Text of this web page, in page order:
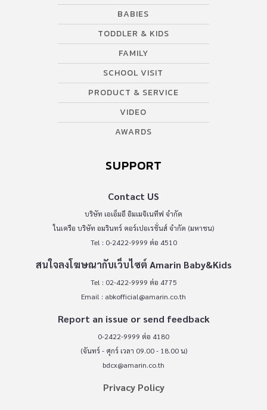
BABIES
TODDLER & KIDS
FAMILY
SCHOOL VISIT
PRODUCT & SERVICE
VIDEO
AWARDS
SUPPORT
Contact US
บริษัท เอเอ็มอี อิมเมจิเนทีฟ จำกัด
ในเครือ บริษัท อมรินทร์ คอร์เปอเรชั่นส์ จำกัด (มหาชน)
Tel : 0-2422-9999 ต่อ 4510
สนใจลงโฆษณากับเว็บไซต์ Amarin Baby&Kids
Tel : 02-422-9999 ต่อ 4775
Email : abkofficial@amarin.co.th
Report an issue or send feedback
0-2422-9999 ต่อ 4180
(จันทร์ - ศุกร์ เวลา 09.00 - 18.00 น)
bdcx@amarin.co.th
Privacy Policy